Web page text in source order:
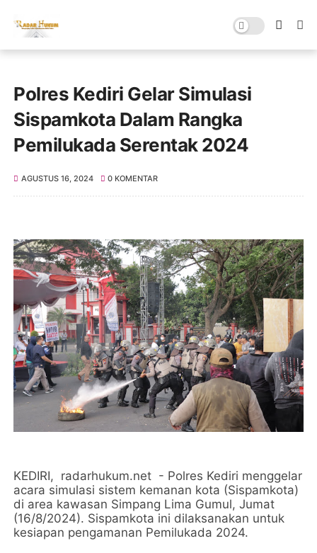
Polres Kediri Gelar Simulasi
Sispamkota Dalam Rangka
Pemilukada Serentak 2024
AGUSTUS 16, 2024 0 KOMENTAR
KEDIRI, radarhukum.net - Polres Kediri menggelar
acara simulasi sistem kemanan kota (Sispamkota)
di area kawasan Simpang Lima Gumul, Jumat
(16/8/2024). Sispamkota ini dilaksanakan untuk
kesiapan pengamanan Pemilukada 2024.